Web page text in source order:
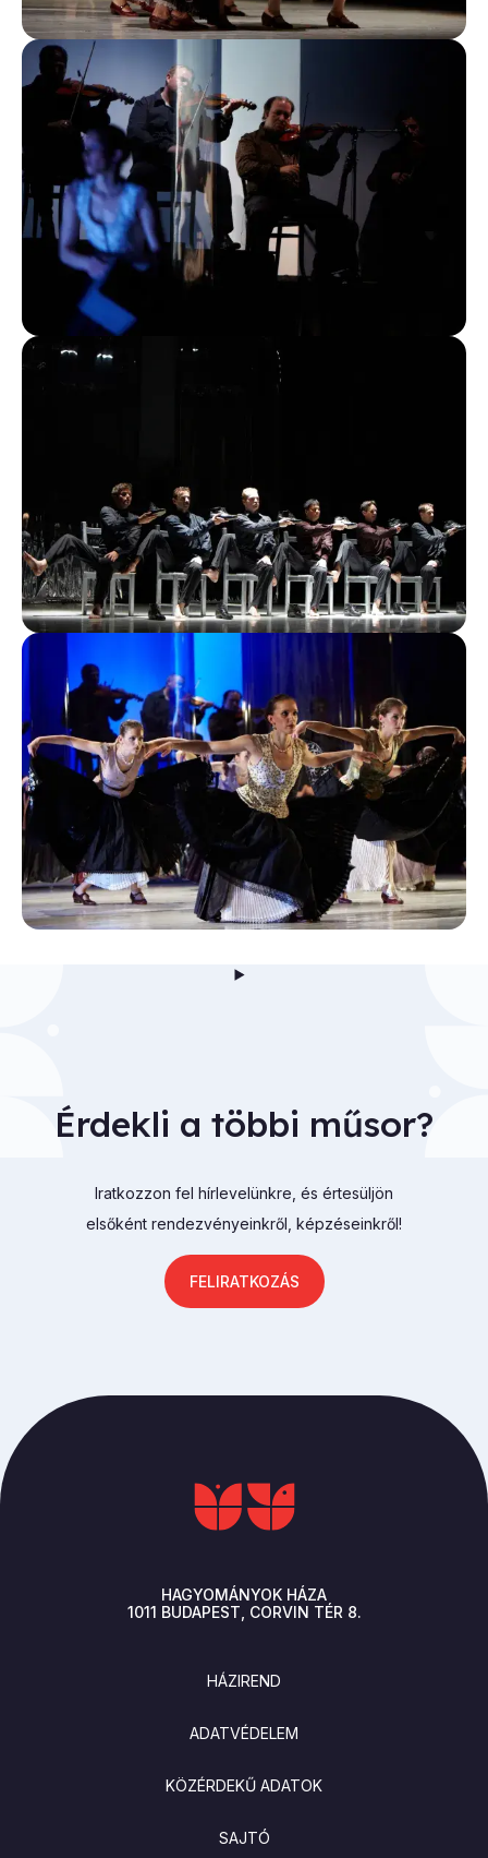
Érdekli a többi műsor?
Iratkozzon fel hírlevelünkre, és értesüljön
elsőként rendezvényeinkről, képzéseinkről!
FELIRATKOZÁS
HAGYOMÁNYOK HÁZA
1011 BUDAPEST CORVIN TÉR 8.
HÁZIREND
ADATVÉDELEM
KÖZÉRDEKŰ ADATOK
SAJTÓ